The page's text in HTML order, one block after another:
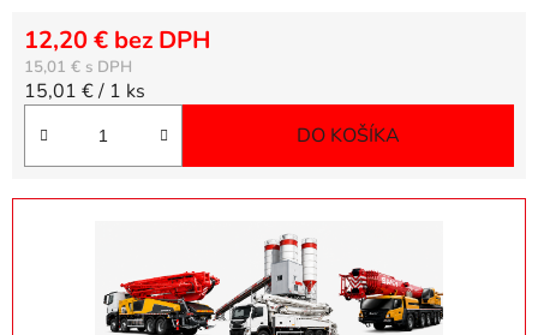
15,01 €
12,20 € bez DPH
Jednotková cena:
15,01 € / 1 ks
DO KOŠÍKA